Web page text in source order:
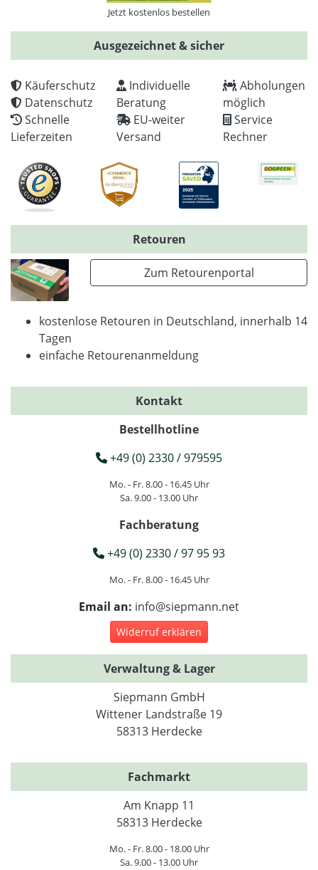
Jetzt kostenlos bestellen
Ausgezeichnet & sicher
Käuferschutz
Datenschutz
Schnelle
Lieferzeiten
Individuelle
Beratung
EU-weiter
Versand
Abholungen
möglich
Service
Rechner
Retouren
Zum Retourenportal
kostenlose Retouren in Deutschland, innerhalb 14
Tagen
einfache Retourenanmeldung
Kontakt
Bestellhotline
+49 (0) 2330 / 979595
Mo. - Fr. 8.00 - 16.45 Uhr
Sa. 9.00 - 13.00 Uhr
Fachberatung
+49 (0) 2330 / 97 95 93
Mo. - Fr. 8.00 - 16.45 Uhr
Email an: info@siepmann.net
Widerruf erklären
Verwaltung & Lager
Siepmann GmbH
Wittener Landstraße 19
58313 Herdecke
Fachmarkt
Am Knapp 11
58313 Herdecke
Mo. - Fr. 8.00 - 18.00 Uhr
Sa. 9.00 - 13.00 Uhr